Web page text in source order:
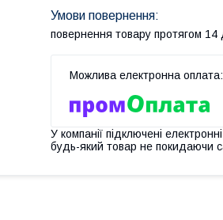
повернення товару протягом 14
У компанії підключені
будь-який товар не покидаючи